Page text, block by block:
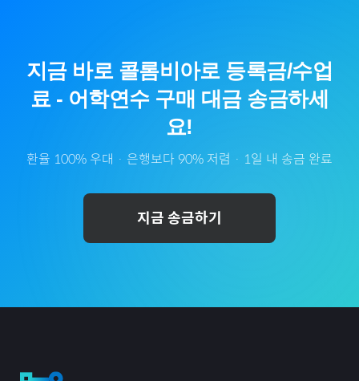
지금 바로 콜롬비아로 등록금/수업
료- 어학연수구매 대금 송금하세
요!
환율 100% 우대 · 은행보다 90% 저렴 · 1일 내 송금 완료
지금 송금하기